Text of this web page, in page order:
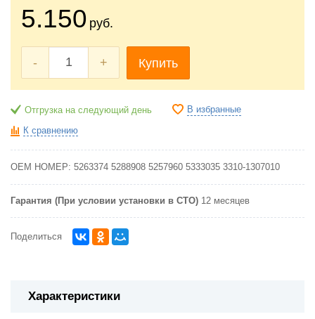
5.150 руб.
- + Купить
Отгрузка на следующий день В избранные
К сравнению
OEM НОМЕР: 5263374 5288908 5257960 5333035 3310-1307010
Гарантия (При условии установки в СТО) 12 месяцев
Поделиться
Характеристики